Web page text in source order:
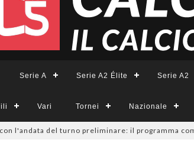
Serie A Serie A2 Élite Serie A2
Vari Tornei Nazionale
del turno preliminare: il programma completo